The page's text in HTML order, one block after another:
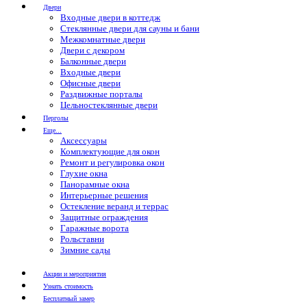
Двери
Входные двери в коттедж
Стеклянные двери для сауны и бани
Межкомнатные двери
Двери с декором
Балконные двери
Входные двери
Офисные двери
Раздвижные порталы
Цельностеклянные двери
Перголы
Еще...
Аксессуары
Комплектующие для окон
Ремонт и регулировка окон
Глухие окна
Панорамные окна
Интерьерные решения
Остекление веранд и террас
Защитные ограждения
Гаражные ворота
Рольставни
Зимние сады
Акции и мероприятия
Узнать стоимость
Бесплатный замер